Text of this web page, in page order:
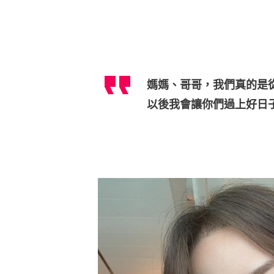
媽媽、哥哥，我們真的是
以後我會讓你們過上好日